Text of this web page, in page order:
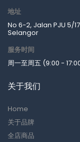
地址
No 6-2, Jalan PJU 5/
Selangor
服务时间
周一至周五 (9:00 -
关于我们
Home
关于品牌
全店商品